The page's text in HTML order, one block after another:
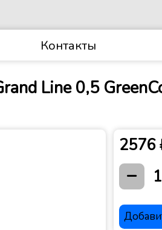
Контакты
Line 0,5
2576
− 1